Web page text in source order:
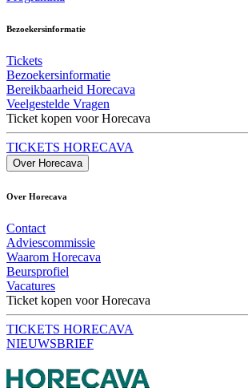
Bezoekersinformatie
Tickets
Bezoekersinformatie
Bereikbaarheid Horecava
Veelgestelde Vragen
Ticket kopen voor Horecava
TICKETS HORECAVA
Over Horecava
Over Horecava
Contact
Adviescommissie
Waarom Horecava
Beursprofiel
Vacatures
Ticket kopen voor Horecava
TICKETS HORECAVA
NIEUWSBRIEF